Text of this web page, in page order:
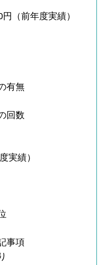
（前年度実績）
有無
回数
実績）
事項